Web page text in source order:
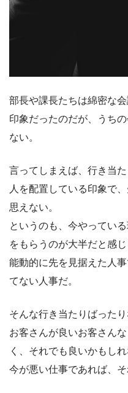
部長や課長たちは綿密な
印象だったのだが、うち
ない。
言ってしまえば、行き当
人を配置している印象で
思えない。
というのも、今やってい
をもらうのが大半だと感じ
能動的に先を見据えた人
てない人事だ。
そんな行き当たりばった
お客さんが良いお客さん
く、それでも良いかもし
今が悪い仕事であれば、